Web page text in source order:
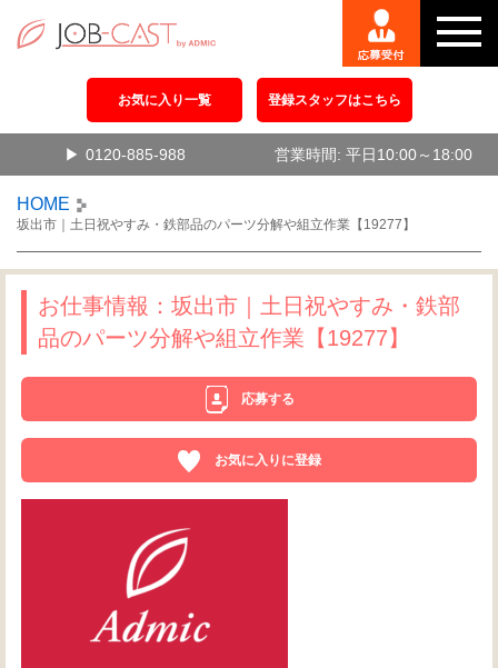
お気に入り一覧 登録スタッフはこちら
0120-885-988 営業時間: 平日10:00～18:00
HOME
坂出市｜土日祝やすみ・鉄部品のパーツ分解や組立作業【19277】
お仕事情報：坂出市｜土日祝やすみ・鉄部
品のパーツ分解や組立作業【19277】
応募する
お気に入りに登録